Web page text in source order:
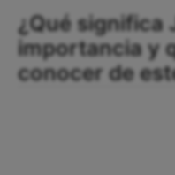
¿Qué significa
importancia y
conocer de